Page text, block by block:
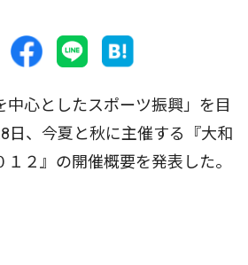
心としたスポーツ振興」を目
日、今夏と秋に主催する『大和
２』の開催概要を発表した。